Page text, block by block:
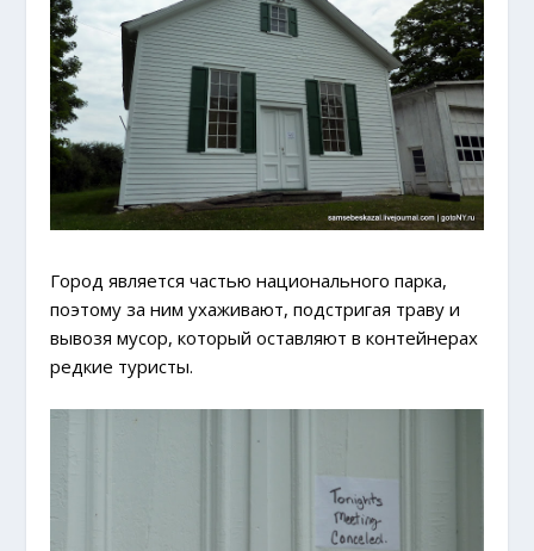
Город является частью национального парка,
поэтому за ним ухаживают, подстригая траву и
вывозя мусор, который оставляют в контейнерах
редкие туристы.